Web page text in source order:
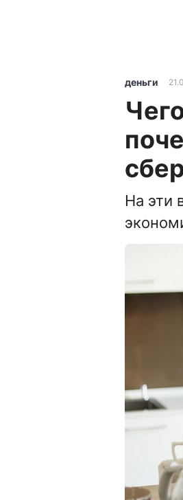
деньги
На эти